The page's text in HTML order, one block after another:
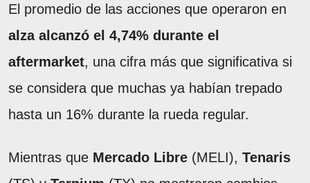
El promedio de las acciones que operaron en
alza alcanzó el 4,74% durante el
aftermarket, una cifra más que significativa si
se considera que muchas ya habían trepado
hasta un 16% durante la rueda regular.
Mientras que Mercado Libre (MELI), Tenaris